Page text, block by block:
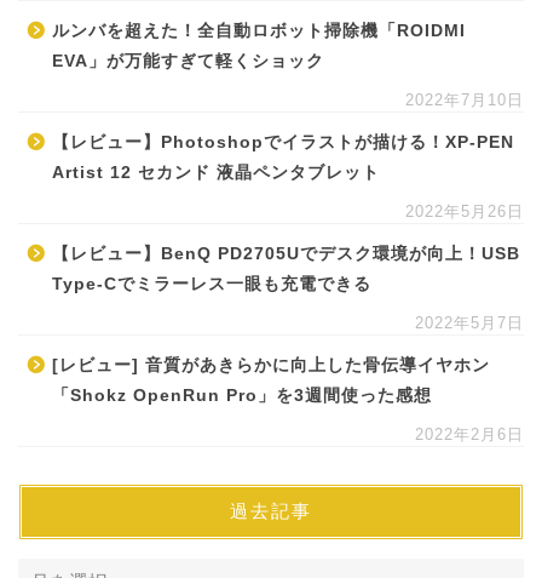
ルンバを超えた！全自動ロボット掃除機「ROIDMI
EVA」が万能すぎて軽くショック
2022年7月10日
【レビュー】Photoshopでイラストが描ける！XP-PEN
Artist 12 セカンド 液晶ペンタブレット
2022年5月26日
【レビュー】BenQ PD2705Uでデスク環境が向上！USB
Type-Cでミラーレス一眼も充電できる
2022年5月7日
[レビュー] 音質があきらかに向上した骨伝導イヤホン
「Shokz OpenRun Pro」を3週間使った感想
2022年2月6日
過去記事